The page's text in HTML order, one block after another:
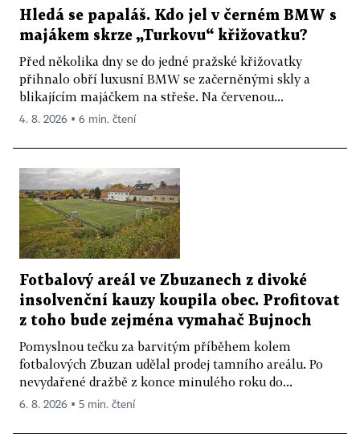
Hledá se papaláš. Kdo jel v černém BMW s
majákem skrze „Turkovu“ křižovatku?
Před několika dny se do jedné pražské křižovatky
přihnalo obří luxusní BMW se začerněnými skly a
blikajícím majáčkem na střeše. Na červenou...
4. 8. 2026 ▪ 6 min. čtení
Fotbalový areál ve Zbuzanech z divoké
insolvenční kauzy koupila obec. Profitovat
z toho bude zejména vymahač Bujnoch
Pomyslnou tečku za barvitým příběhem kolem
fotbalových Zbuzan udělal prodej tamního areálu. Po
nevydařené dražbě z konce minulého roku do...
6. 8. 2026 ▪ 5 min. čtení